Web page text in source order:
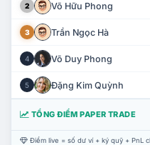
2 Võ Hữu Phong
3 Trần Ngọc Hà
4 Võ Duy Phong
5 Đặng Kim Quỳnh
TỔNG ĐIỂM PAPER TRADE
Điểm live = số dư ví + ký quỹ + PnL